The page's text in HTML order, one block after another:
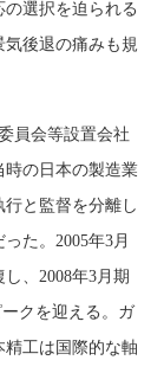
選択を迫られる
後退の痛みも規
員会等設置会社
時の日本の製造業
と監督を分離し
た。2005年3月
、2008年3月期
クを迎える。ガ
工は国際的な軸